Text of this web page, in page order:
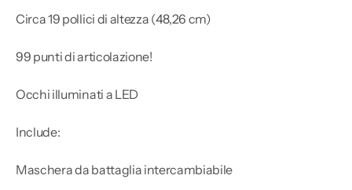
Circa 19 pollici di altezza (48,26 cm)
99 punti di articolazione!
Occhi illuminati a LED
Include:
Maschera da battaglia intercambiabile